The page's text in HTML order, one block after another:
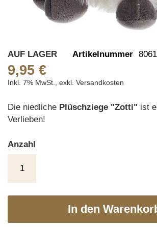
Skip
to
the
of
the
gallery
AUF LAGER Artikelnummer 8061
9,95 €
Inkl. 7% MwSt., exkl. Versandkosten
Die niedliche Plüschziege "Zotti" ist
Verlieben!
Anzahl
In den